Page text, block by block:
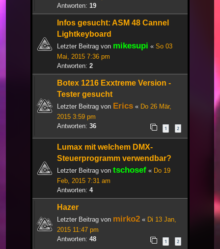
Antworten: 19
Infos gesucht: ASM 48 Cannel
Lightkeyboard
Letzter Beitrag von mikesupi « So 03
Mai, 2015 7:36 pm
Antworten: 2
Botex 1216 Exxtreme Version -
Tester gesucht
Letzter Beitrag von Erics « Do 26 Mär,
2015 3:59 pm
Antworten: 36 1 2
Lumax mit welchem DMX-
Steuerprogramm verwendbar?
Letzter Beitrag von tschosef « Do 19
Feb, 2015 7:31 am
Antworten: 4
Hazer
Letzter Beitrag von mirko2 « Di 13 Jan,
2015 11:47 pm
Antworten: 48 1 2